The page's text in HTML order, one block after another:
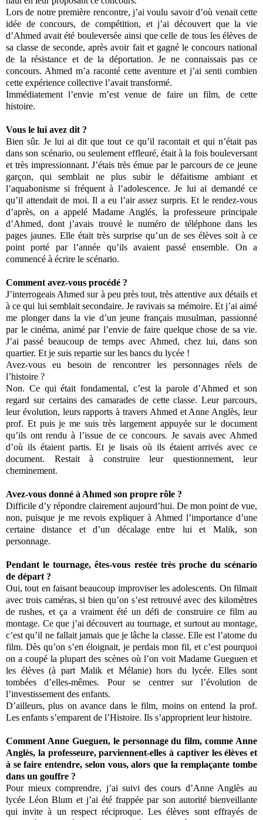
Lors de notre première rencontre, j’ai voulu savoir d’où venait cette
idée de concours, de compétition, et j’ai découvert que la vie
d’Ahmed avait été bouleversée ainsi que celle de tous les élèves de
sa classe de seconde, après avoir fait et gagné le concours national
de la résistance et de la déportation. Je ne connaissais pas ce
concours. Ahmed m’a raconté cette aventure et j’ai senti combien
cette expérience collective l’avait transformé.
Immédiatement l’envie m’est venue de faire un film, de cette
histoire.
Vous le lui avez dit ?
Bien sûr. Je lui ai dit que tout ce qu’il racontait et qui n’était pas
dans son scénario, ou seulement effleuré, était à la fois bouleversant
et très impressionnant. J’étais très émue par le parcours de ce jeune
garçon, qui semblait ne plus subir le défaitisme ambiant et
l’aquabonisme si fréquent à l’adolescence. Je lui ai demandé ce
qu’il attendait de moi. Il a eu l’air assez surpris. Et le rendez‐vous
d’après, on a appelé Madame Anglés, la professeure principale
d’Ahmed, dont j’avais trouvé le numéro de téléphone dans les
pages jaunes. Elle était très surprise qu’un de ses élèves soit à ce
point porté par l’année qu’ils avaient passé ensemble. On a
commencé à écrire le scénario.
Comment avez‐vous procédé ?
J’interrogeais Ahmed sur à peu près tout, très attentive aux détails et
à ce qui lui semblait secondaire. Je ravivais sa mémoire. Et j’ai aimé
me plonger dans la vie d’un jeune français musulman, passionné
par le cinéma, animé par l’envie de faire quelque chose de sa vie.
J’ai passé beaucoup de temps avec Ahmed, chez lui, dans son
quartier. Et je suis repartie sur les bancs du lycée !
Avez‐vous eu besoin de rencontrer les personnages réels de
l’histoire ?
Non. Ce qui était fondamental, c’est la parole d’Ahmed et son
regard sur certains des camarades de cette classe. Leur parcours,
leur évolution, leurs rapports à travers Ahmed et Anne Anglès, leur
prof. Et puis je me suis très largement appuyée sur le document
qu’ils ont rendu à l’issue de ce concours. Je savais avec Ahmed
d’où ils étaient partis. Et je lisais où ils étaient arrivés avec ce
document. Restait à construire leur questionnement, leur
cheminement.
Avez‐vous donné à Ahmed son propre rôle ?
Difficile d’y répondre clairement aujourd’hui. De mon point de vue,
non, puisque je me revois expliquer à Ahmed l’importance d’une
certaine distance et d’un décalage entre lui et Malik, son
personnage.
Pendant le tournage, êtes‐vous restée très proche du scénario
de départ ?
Oui, tout en faisant beaucoup improviser les adolescents. On filmait
avec trois caméras, si bien qu’on s’est retrouvé avec des kilomètres
de rushes, et ça a vraiment été un défi de construire ce film au
montage. Ce que j’ai découvert au tournage, et surtout au montage,
c’est qu’il ne fallait jamais que je lâche la classe. Elle est l’atome du
film. Dès qu’on s’en éloignait, je perdais mon fil, et c’est pourquoi
on a coupé la plupart des scènes où l’on voit Madame Gueguen et
les élèves (à part Malik et Mélanie) hors du lycée. Elles sont
tombées d’elles‐mêmes. Pour se centrer sur l’évolution de
l’investissement des enfants.
D’ailleurs, plus on avance dans le film, moins on entend la prof.
Les enfants s’emparent de l’Histoire. Ils s’approprient leur histoire.
Comment Anne Gueguen, le personnage du film, comme Anne
Anglès, la professeure, parviennent‐elles à captiver les élèves et
à se faire entendre, selon vous, alors que la remplaçante tombe
dans un gouffre ?
Pour mieux comprendre, j’ai suivi des cours d’Anne Anglès au
lycée Léon Blum et j’ai été frappée par son autorité bienveillante
qui invite à un respect réciproque. Les élèves sont effrayés de